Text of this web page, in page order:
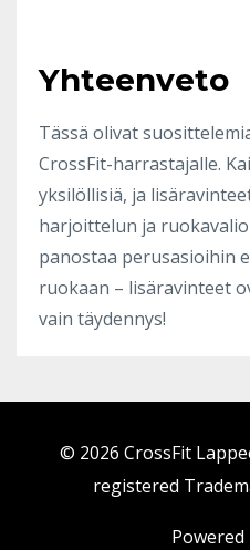
Yhteenveto
Tässä olivat
CrossFit-harrastajalle.
yksilöllisiä, ja
harjoittelun ja
panostaa perusasioihin
ruokaan – lisäravinteet
vain täydennys!
© 2026 CrossFit
registered
Powered